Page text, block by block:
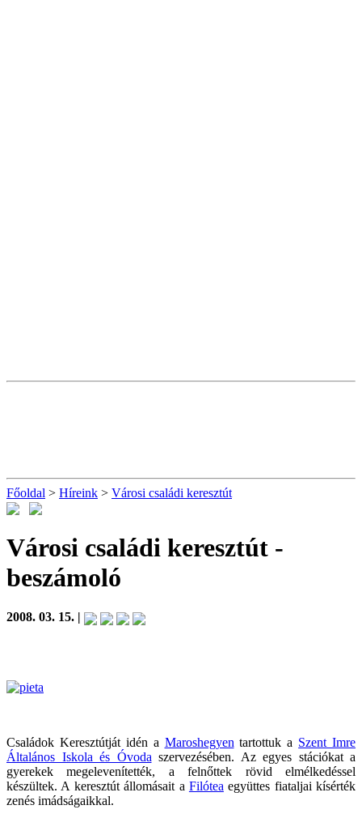
Főoldal > Híreink > Városi családi keresztút
Városi családi keresztút -
beszámoló
2008. 03. 15. |
Családok Keresztútját idén a Maroshegyen tartottuk a Szent Imre
Általános Iskola és Óvoda szervezésében. Az egyes stációkat a
gyerekek megelevenítették, a felnőttek rövid elmélkedéssel
készültek. A keresztút állomásait a Filótea együttes fiataljai kísérték
zenés imádságaikkal.